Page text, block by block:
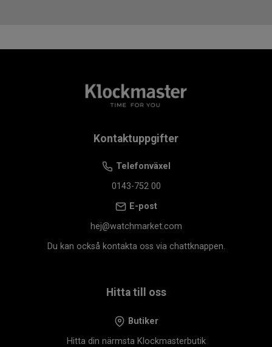
Kontaktuppgifter
Telefonväxel
0143-752 00
E-post
hej@watchmarket.com
Du kan också kontakta oss via chattknappen.
Hitta till oss
Butiker
Hitta din närmsta Klockmasterbutik